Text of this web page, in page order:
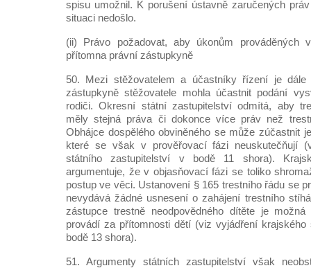
spisu umožnil. K porušení ústavně zaručených
situaci nedošlo.
(ii) Právo požadovat, aby úkonům prováděných
přítomna právní zástupkyně
50. Mezi stěžovatelem a účastníky řízení je
zástupkyně stěžovatele mohla účastnit podání
rodiči. Okresní státní zastupitelství odmítá, aby
měly stejná práva či dokonce více práv než
Obhájce dospělého obviněného se může zúčastnit
které se však v prověřovací fázi neuskutečňují
státního zastupitelství v bodě 11 shora).
argumentuje, že v objasňovací fázi se toliko
postup ve věci. Ustanovení § 165 trestního řádu se
nevydává žádné usnesení o zahájení trestního
zástupce trestně neodpovědného dítěte je
provádí za přítomnosti dětí (viz vyjádření
bodě 13 shora).
51. Argumenty státních zastupitelství však